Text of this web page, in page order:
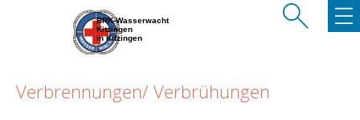
BRK-Wasserwacht
Kitzingen
in Kitzingen
Verbrennungen/ Verbrühungen